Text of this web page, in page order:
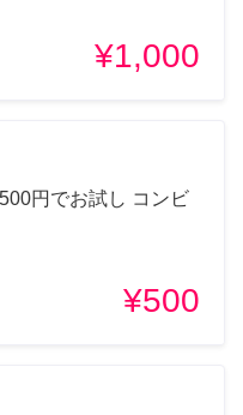
¥1,000
円でお試し コンビ
¥500